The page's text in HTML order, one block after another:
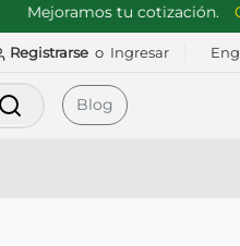
Mejoramos tu cotización.
Registrarse o Ingresar
Buscar Blog